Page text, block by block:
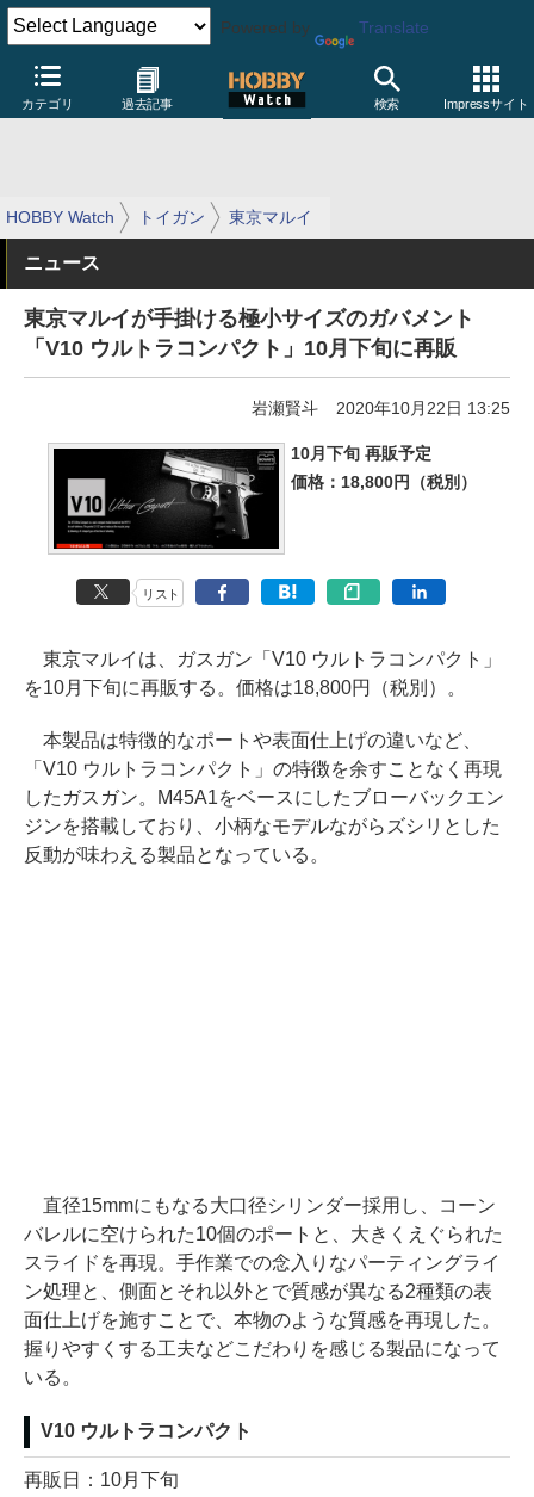
Powered by Translate
カテゴリ 過去記事 検索 Impressサイト
HOBBY Watch トイガン 東京マルイ
ニュース
東京マルイが手掛ける極小サイズのガバメント
「V10 ウルトラコンパクト」10月下旬に再販
岩瀬賢斗 2020年10月22日 13:25
10月下旬 再販予定
価格：18,800円（税別）
リスト
東京マルイは、ガスガン「V10 ウルトラコンパクト」
を10月下旬に再販する。価格は18,800円（税別）。
本製品は特徴的なポートや表面仕上げの違いなど、
「V10 ウルトラコンパクト」の特徴を余すことなく再現
したガスガン。M45A1をベースにしたブローバックエン
ジンを搭載しており、小柄なモデルながらズシリとした
反動が味わえる製品となっている。
直径15mmにもなる大口径シリンダー採用し、コーン
バレルに空けられた10個のポートと、大きくえぐられた
スライドを再現。手作業での念入りなパーティングライ
ン処理と、側面とそれ以外とで質感が異なる2種類の表
面仕上げを施すことで、本物のような質感を再現した。
握りやすくする工夫などこだわりを感じる製品になって
いる。
V10 ウルトラコンパクト
再販日：10月下旬